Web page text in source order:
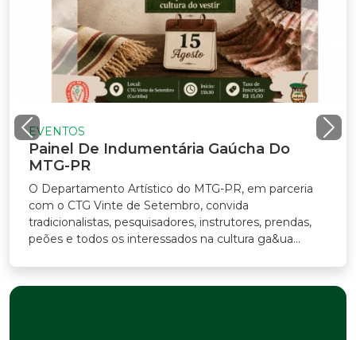
EVENTOS
Painel De Indumentária Gaúcha Do
MTG-PR
O Departamento Artístico do MTG-PR, em parceria
com o CTG Vinte de Setembro, convida
tradicionalistas, pesquisadores, instrutores, prendas,
peões e todos os interessados na cultura ga&ua...